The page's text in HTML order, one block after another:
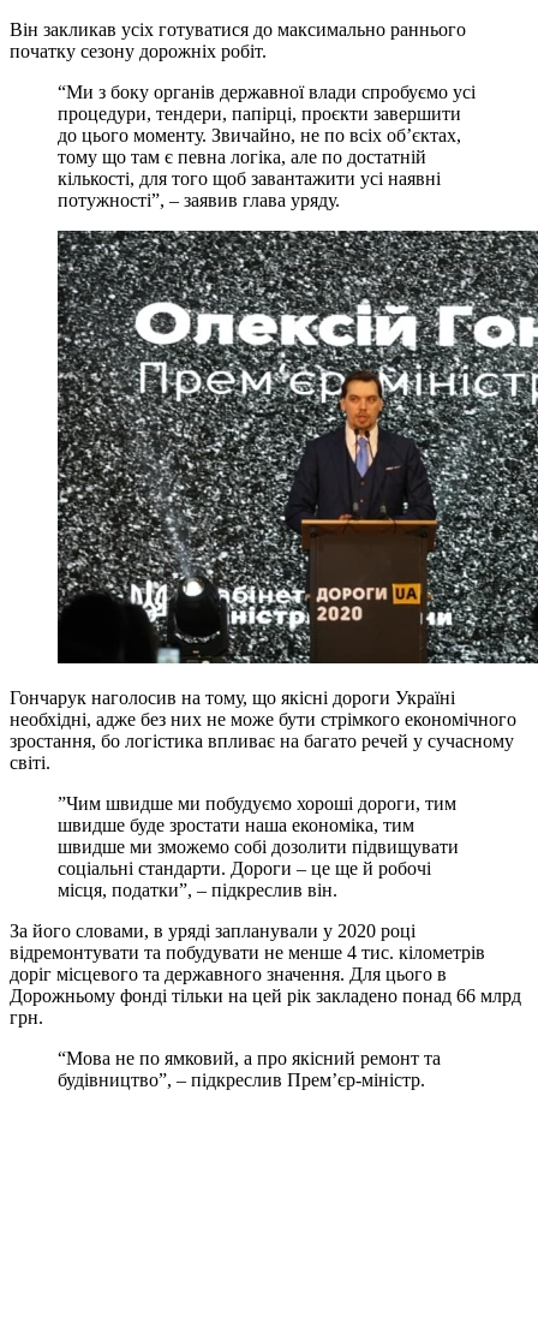
Він закликав усіх готуватися до максимально раннього
початку сезону дорожніх робіт.
“Ми з боку органів державної влади спробуємо усі
процедури, тендери, папірці, проєкти завершити
до цього моменту. Звичайно, не по всіх об’єктах,
тому що там є певна логіка, але по достатній
кількості, для того щоб завантажити усі наявні
потужності”, – заявив глава уряду.
Гончарук наголосив на тому, що якісні дороги Україні
необхідні, адже без них не може бути стрімкого економічного
зростання, бо логістика впливає на багато речей у сучасному
світі.
”Чим швидше ми побудуємо хороші дороги, тим
швидше буде зростати наша економіка, тим
швидше ми зможемо собі дозолити підвищувати
соціальні стандарти. Дороги – це ще й робочі
місця, податки”, – підкреслив він.
За його словами, в уряді запланували у 2020 році
відремонтувати та побудувати не менше 4 тис. кілометрів
доріг місцевого та державного значення. Для цього в
Дорожньому фонді тільки на цей рік закладено понад 66 млрд
грн.
“Мова не по ямковий, а про якісний ремонт та
будівництво”, – підкреслив Прем’єр-міністр.